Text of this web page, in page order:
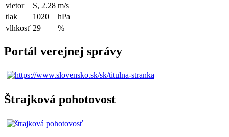
vietor
S, 2.28 m/s
tlak
1020
hPa
vlhkosť 29 %
Portál verejnej správy
Štrajková pohotovost